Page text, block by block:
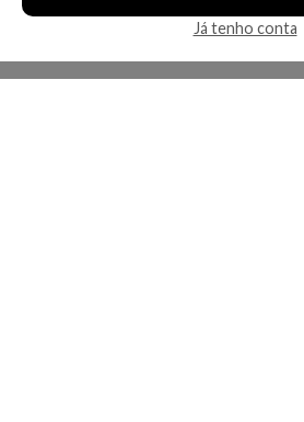
Já tenho conta